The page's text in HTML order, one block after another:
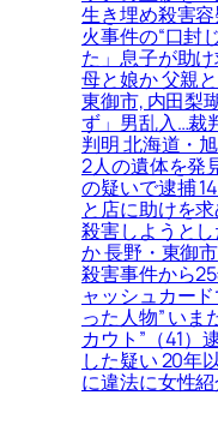
生き埋め殺害
火事件の“口封
た」息子が助
母と娘か 父親
東御市, 内田梨
ず」男乱入…裁
判明 北海道・
2人の遺体を発
の疑いで逮捕
と店に助けを
殺害しようと
か 長野・東御
殺害事件から
ャッシュカー
った人物” いま
カウト”（41）
した疑い 20年
に違法に女性